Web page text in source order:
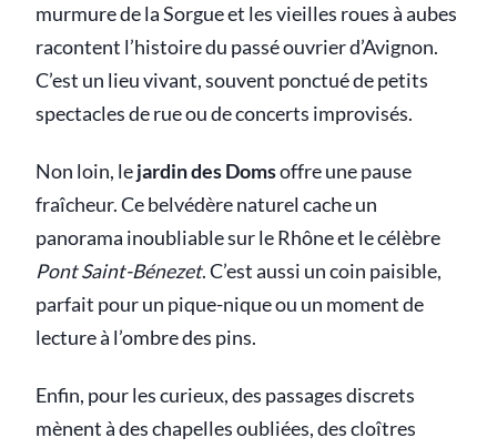
murmure de la Sorgue et les vieilles roues à aubes
racontent l’histoire du passé ouvrier d’Avignon.
C’est un lieu vivant, souvent ponctué de petits
spectacles de rue ou de concerts improvisés.
Non loin, lejardin des Domsoffre une pause
fraîcheur. Ce belvédère naturel cache un
panorama inoubliable sur le Rhône et le célèbre
Pont Saint-Bénezet. C’est aussi un coin paisible,
parfait pour un pique-nique ou un moment de
lecture à l’ombre des pins.
Enfin, pour les curieux, des passages discrets
mènent à des chapelles oubliées, des cloîtres